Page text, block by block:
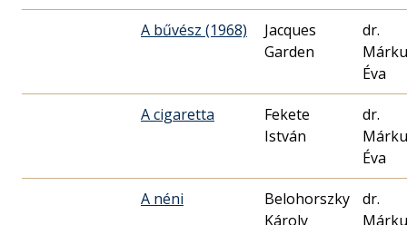
A bűvész (1968)
Jacques
Garden
dr.
Éva
A cigaretta
Fekete
István
dr.
Éva
A néni
Belohorszky
Károly
dr.